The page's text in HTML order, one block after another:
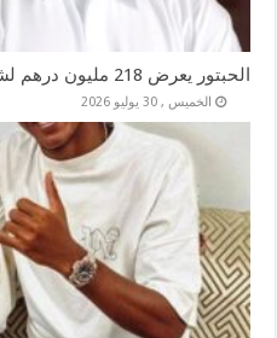
الحبتور يعرض 218 مليون درهم لشراء نادي الزمالك
الخميس , 30 يوليو 2026